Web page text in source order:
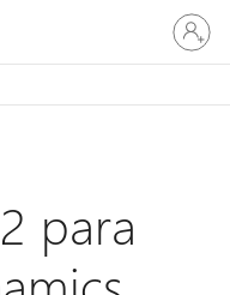
Iniciar
sesión
en
cuenta
para